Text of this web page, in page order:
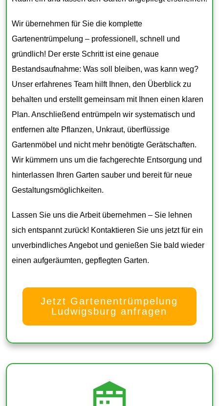
Wir übernehmen für Sie die komplette
Gartenentrümpelung – professionell, schnell und
gründlich! Der erste Schritt ist eine genaue
Bestandsaufnahme: Was soll bleiben, was kann weg?
Unser erfahrenes Team hilft Ihnen, den Überblick zu
behalten und erstellt gemeinsam mit Ihnen einen klaren
Plan. Anschließend entrümpeln wir systematisch und
entfernen alte Pflanzen, Unkraut, überflüssige
Gartenmöbel und nicht mehr benötigte Gerätschaften.
Wir kümmern uns um die fachgerechte Entsorgung und
hinterlassen Ihren Garten sauber und bereit für neue
Gestaltungsmöglichkeiten.
Lassen Sie uns die Arbeit übernehmen – Sie lehnen
sich entspannt zurück! Kontaktieren Sie uns jetzt für ein
unverbindliches Angebot und genießen Sie bald wieder
einen aufgeräumten, gepflegten Garten.
Jetzt Gartenentrümpelung
Ludwigsburg anfragen